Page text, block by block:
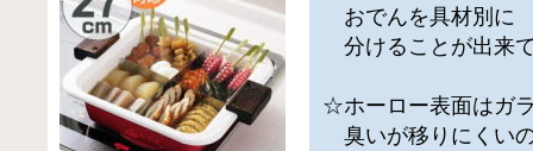
おでんを具材別に
分けることが出来
☆ホーロー表面はガ
臭いが移りにくい